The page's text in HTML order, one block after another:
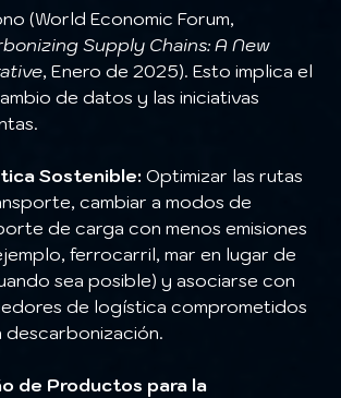
(World Economic Forum,
Supply Chains: A New
, Enero de 2025). Esto implica el
de datos y las iniciativas
Sostenible: Optimizar las rutas
cambiar a modos de
de carga con menos emisiones
ferrocarril, mar en lugar de
sea posible) y asociarse con
de logística comprometidos
descarbonización.
de Productos para la